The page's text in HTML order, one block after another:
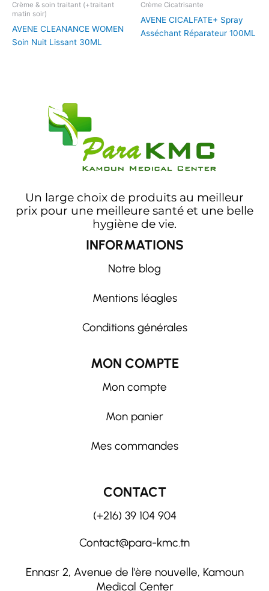
Crème & soin traitant (+traitant
matin soir)
AVENE CLEANANCE WOMEN
Soin Nuit Lissant 30ML
Crème Cicatrisante
AVENE CICALFATE+ Spray
Asséchant Réparateur 100ML
Un large choix de produits au meilleur
prix pour une meilleure santé et une belle
hygiène de vie.
INFORMATIONS
Notre blog
Mentions léagles
Conditions générales
MON COMPTE
Mon compte
Mon panier
Mes commandes
CONTACT
(+216) 39 104 904
Contact@para-kmc.tn
Ennasr 2, Avenue de l'ère nouvelle, Kamoun
Medical Center